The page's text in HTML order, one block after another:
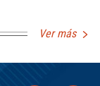
Ver más